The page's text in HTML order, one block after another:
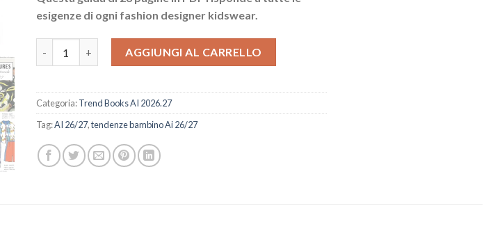
esigenze di ogni fashion designer kidswear.
AGGIUNGI AL CARRELLO
Categoria:Trend Books AI 2026.27
Tag:AI 26/27,tendenze bambino Ai 26/27